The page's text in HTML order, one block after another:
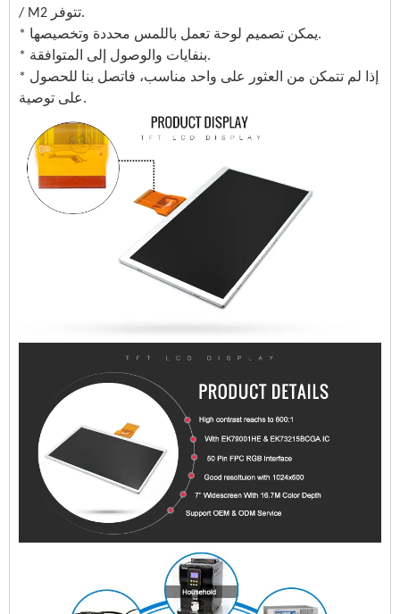
/ M2 تتوفر.
* يمكن تصميم لوحة تعمل باللمس محددة وتخصيصها.
* بنفايات والوصول إلى المتوافقة.
* إذا لم تتمكن من العثور على واحد مناسب، فاتصل بنا للحصول
على توصية.